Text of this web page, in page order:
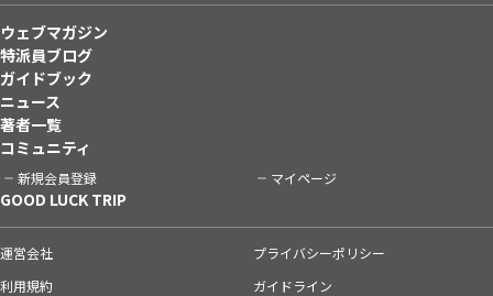
ウェブマガジン
特派員ブログ
ガイドブック
ニュース
著者一覧
コミュニティ
新規会員登録 マイページ
GOOD LUCK TRIP
運営会社
プライバシーポリシー
利用規約
ガイドライン